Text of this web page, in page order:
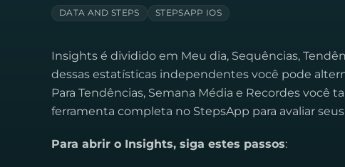
DATA AND STEPS STEPSAPP IOS
Insights é dividido em Meu dia, Sequências,
dessas estatísticas independentes você pode
Para Tendências, Semana Média e Recordes
ferramenta completa no StepsApp para avaliar
Para abrir o Insights, siga estes passos: